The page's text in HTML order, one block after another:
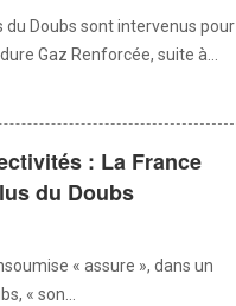
Doubs sont intervenus pour
Gaz Renforcée, suite à...
: La France
du Doubs
« assure », dans un
« son...